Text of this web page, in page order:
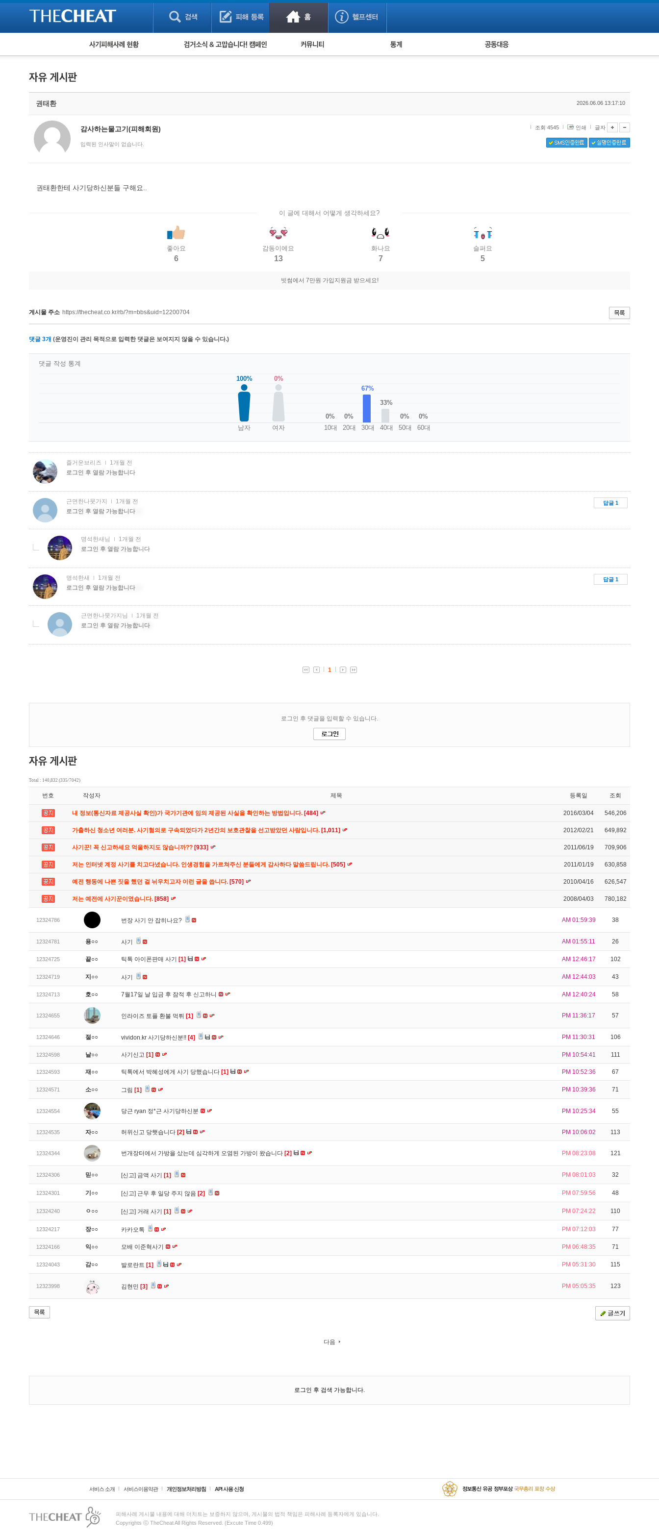
피해사례 현황
유해사이트 목록
비공개 피해사례
워킹홀리데이 피해사례
검거 소식 사기 예방했어요! 누적 피해사례 통계 피해자 공동대응
권태환 2026.06.06 13:17:10
감사하는물고기(피해회원)
입력된 인사말이 없습니다.
조회 4545 인쇄 글자
권태환한테 사기당하신분들 구해요..
이 글에 대해서 어떻게 생각하세요?
좋아요
6
감동이에요
13
화나요
7
슬퍼요
5
빗썸에서 7만원 가입지원금 받으세요!
게시물 주소 https://thecheat.co.kr/rb/?m=bbs&uid=12200704
댓글 3개 (운영진이 관리 목적으로 입력한 댓글은 보여지지 않을 수 있습니다.)
100%
남자
0%
여자
0%
10대
0%
20대
67%
30대
33%
40대
0%
50대
0%
60대
댓글 작성 통계
Total : 140,832 (335/7042)
번호 작성자 제목 등록일 조회
내 정보(통신자료 제공사실 확인)가 국가기관에 임의 제공된 사실을 확인하는 방법입니다. [484] 2016/03/04 546,206
가출하신 청소년 여러분. 사기혐의로 구속되었다가 2년간의 보호관찰을 선고받았던 사람입니다. [1,011] 2012/02/21 649,892
사기꾼! 꼭 신고하세요 억울하지도 않습니까?? [933] 2011/06/19 709,906
저는 인터넷 계정 사기를 치고다녔습니다. 인생경험을 가르쳐주신 분들에게 감사하다 말씀드립니다. [505] 2011/01/19 630,858
예전 행동에 나쁜 짓을 했던 걸 뉘우치고자 이런 글을 씁니다. [570] 2010/04/16 626,547
저는 예전에 사기꾼이였습니다. [858] 2008/04/03 780,182
12324786 번장 사기 안 잡히나요? AM 01:59:39 38
12324781 용○○ 사기 AM 01:55:11 26
12324725 끝○○ 틱톡 아이폰판매 사기 [1] AM 12:46:17 102
12324719 지○○ 사기 AM 12:44:03 43
12324713 호○○ 7월17일 날 입금 후 잠적 후 신고하니 AM 12:40:24 58
12324655 인라이즈 토플 환불 먹튀 [1] PM 11:36:17 57
12324646 절○○ vividon.kr 사기당하신분!! [4] PM 11:30:31 106
12324598 날○○ 사기신고 [1] PM 10:54:41 111
12324593 재○○ 틱톡에서 박혜성에게 사기 당했습니다 [1] PM 10:52:36 67
12324571 소○○ 그림 [1] PM 10:39:36 71
12324554 당근 ryan 정*근 사기당하신분 PM 10:25:34 55
12324535 자○○ 허위신고 당햇습니다 [2] PM 10:06:02 113
12324344 번개장터에서 가방을 샀는데 심각하게 오염된 가방이 왔습니다 [2] PM 08:23:08 121
12324306 믿○○ [신고] 금액 사기 [1] PM 08:01:03 32
12324301 기○○ [신고] 근무 후 일당 주지 않음 [2] PM 07:59:56 48
12324240 ㅇ○○ [신고] 거래 사기 [1] PM 07:24:22 110
12324217 장○○ 카카오톡 PM 07:12:03 77
12324166 익○○ 모배 이준혁사기 PM 06:48:35 71
12324043 감○○ 발로란트 [1] PM 05:31:30 115
12323998 김현민 [3] PM 05:05:35 123
다음
로그인 후 검색 가능합니다.
서비스 소개 서비스이용약관 개인정보처리방침 API 사용 신청
피해사례 게시물 내용에 대해 더치트는 보증하지 않으며, 게시물의 법적 책임은 피해사례 등록자에게 있습니다.
Copyrights ⓒ TheCheat All Rights Reserved. (Excute Time 0.499)